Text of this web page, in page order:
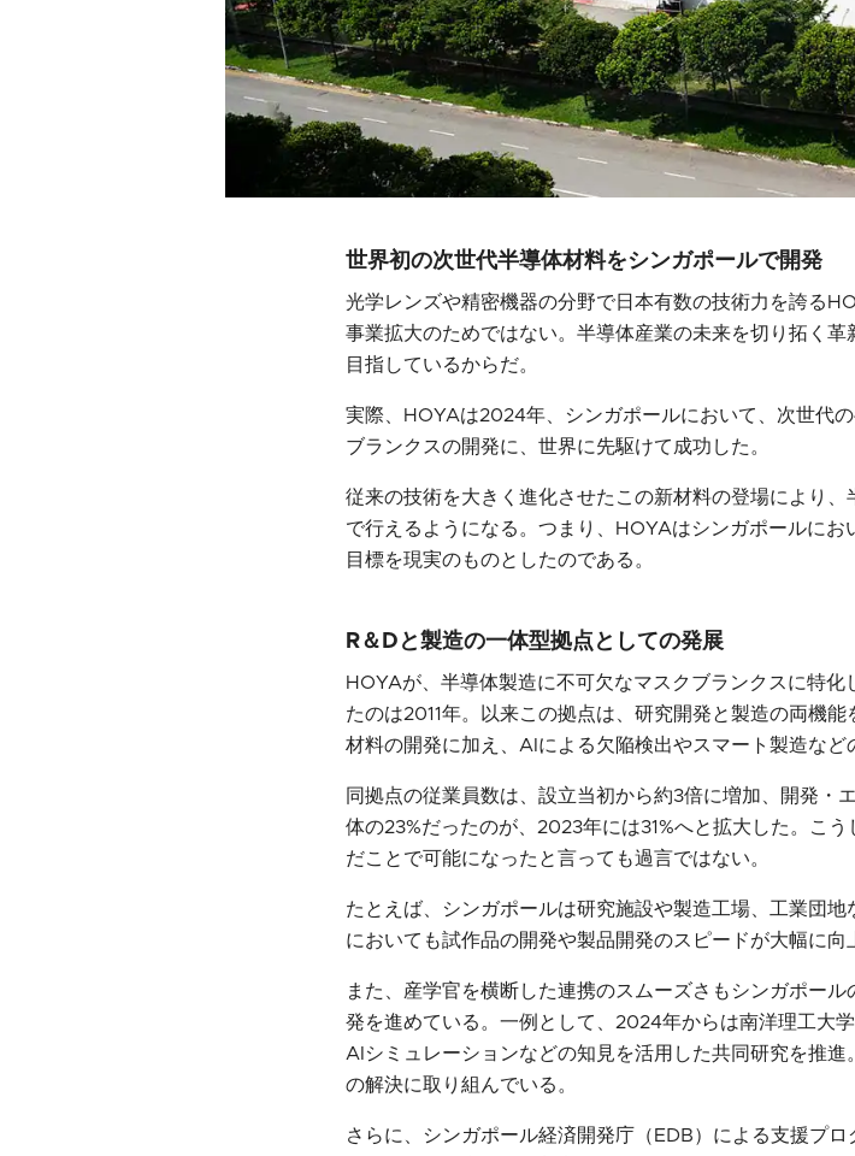
世界初の次世代半導体材料をシンガポールで開発
光学レンズや精密機器の分野で日本有数の技術力を誇る
事業拡大のためではない。半導体産業の未来を切り拓く
目指しているからだ。
実際、HOYAは2024年、シンガポールにおいて、次世代
ブランクスの開発に、世界に先駆けて成功した。
従来の技術を大きく進化させたこの新材料の登場により
で行えるようになる。つまり、HOYAはシンガポールに
目標を現実のものとしたのである。
R＆Dと製造の一体型拠点としての発展
HOYAが、半導体製造に不可欠なマスクブランクスに特
たのは2011年。以来この拠点は、研究開発と製造の両機
材料の開発に加え、AIによる欠陥検出やスマート製造など
同拠点の従業員数は、設立当初から約3倍に増加、開発・
体の23%だったのが、2023年には31%へと拡大した。こ
だことで可能になったと言っても過言ではない。
たとえば、シンガポールは研究施設や製造工場、工業団
においても試作品の開発や製品開発のスピードが大幅に向
また、産学官を横断した連携のスムーズさもシンガポー
発を進めている。一例として、2024年からは南洋理工大
AIシミュレーションなどの知見を活用した共同研究を推
の解決に取り組んでいる。
さらに、シンガポール経済開発庁（EDB）による支援プ